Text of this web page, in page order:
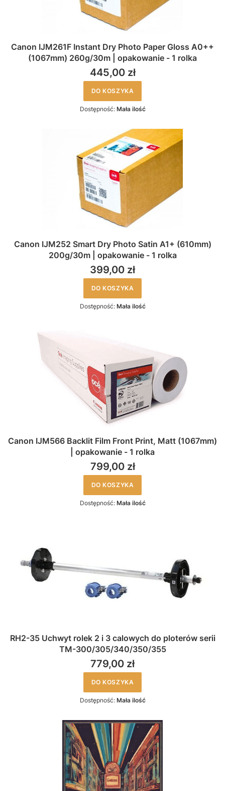
Canon IJM261F Instant Dry Photo Paper Gloss A0++
(1067mm) 260g/30m | opakowanie - 1 rolka
445,00 zł
DO KOSZYKA
Dostępność: Mała ilość
Canon IJM252 Smart Dry Photo Satin A1+ (610mm)
200g/30m | opakowanie - 1 rolka
399,00 zł
DO KOSZYKA
Dostępność: Mała ilość
Canon IJM566 Backlit Film Front Print, Matt (1067mm)
| opakowanie - 1 rolka
799,00 zł
DO KOSZYKA
Dostępność: Mała ilość
RH2-35 Uchwyt rolek 2 i 3 calowych do ploterów serii
TM-300/305/340/350/355
779,00 zł
DO KOSZYKA
Dostępność: Mała ilość